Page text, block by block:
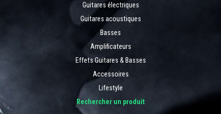
Guitares électriques
Guitares acoustiques
Basses
Amplificateurs
Effets Guitares & Basses
Accessoires
Lifestyle
Rechercher un produit